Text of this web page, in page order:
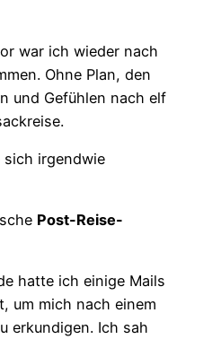
war ich wieder nach
Ohne Plan, den
und Gefühlen nach elf
irgendwie
Post-Reise-
hatte ich einige Mails
um mich nach einem
erkundigen. Ich sah